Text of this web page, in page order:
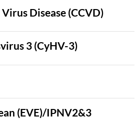
Disease (CCVD)
3 (CyHV-3)
(EVE)/IPNV2&3